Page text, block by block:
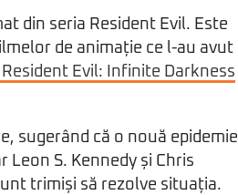
din seria Resident Evil. Este
de animație ce l-au avut
Evil: Infinite Darkness
sugerând că o nouă epidemie
S. Kennedy și Chris
trimiși să rezolve situația.